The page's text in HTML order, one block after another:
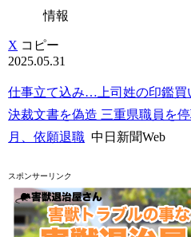
情報
X コピー
2025.05.31
仕事立て込み…上司姓の印鑑買
決裁文書を偽造 三重県職員を
月、依願退職 中日新聞Web
スポンサーリンク